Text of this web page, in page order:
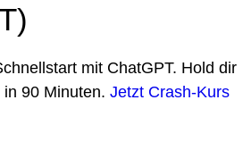
mit ChatGPT. Hold dir
90 Minuten. Jetzt Crash-Kurs